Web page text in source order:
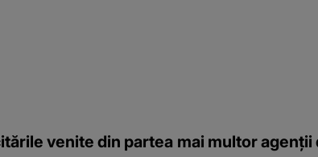
venite din partea mai multor agenții